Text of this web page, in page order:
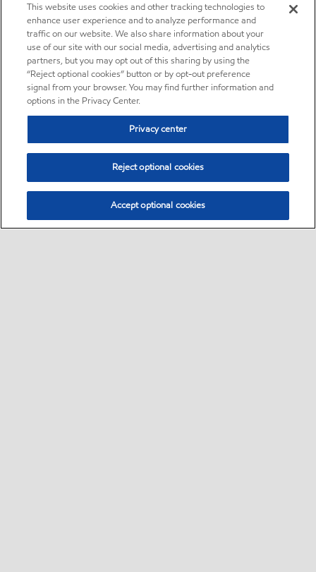
This website uses cookies and other tracking technologies to
enhance user experience and to analyze performance and
traffic on our website. We also share information about your
use of our site with our social media, advertising and analytics
partners, but you may opt out of this sharing by using the
“Reject optional cookies” button or by opt-out preference
signal from your browser. You may find further information and
options in the Privacy Center.
Privacy center
Reject optional cookies
Accept optional cookies